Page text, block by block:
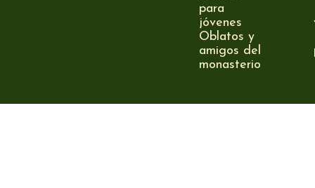
para
jóvenes
Oblatos y
amigos del
monasterio